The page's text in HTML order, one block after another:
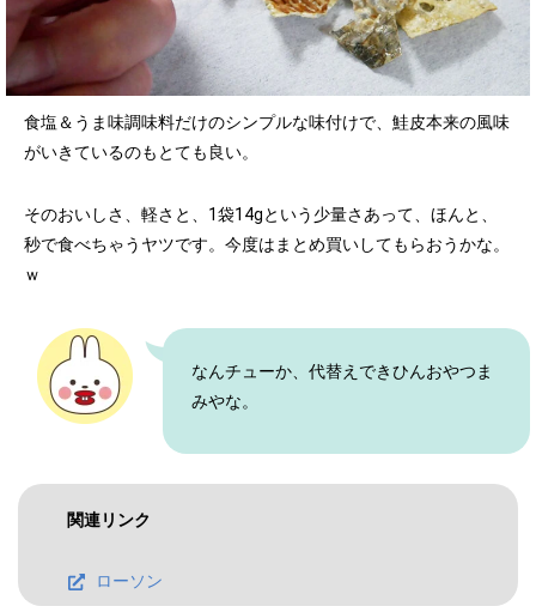
食塩＆うま味調味料だけのシンプルな味付けで、鮭皮本来の風味
がいきているのもとても良い。
そのおいしさ、軽さと、1袋14gという少量さあって、ほんと、
秒で食べちゃうヤツです。今度はまとめ買いしてもらおうかな。
ｗ
なんチューか、代替えできひんおやつま
みやな。
関連リンク
ローソン